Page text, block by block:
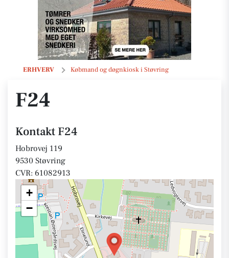
ERHVERV Købmand og døgnkiosk i Støvring
F24
F24
Kontakt F24
Hobrovej 119
9530 Støvring
CVR: 61082913
+
−